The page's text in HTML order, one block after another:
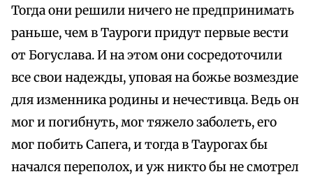
Тогда они решили ничего не предпринимать
раньше, чем в Тауроги придут первые вести
от Богуслава. И на этом они сосредоточили
все свои надежды, уповая на божье возмездие
для изменника родины и нечестивца. Ведь он
мог и погибнуть, мог тяжело заболеть, его
мог побить Сапега, и тогда в Таурогах бы
начался переполох, и уж никто бы не смотрел